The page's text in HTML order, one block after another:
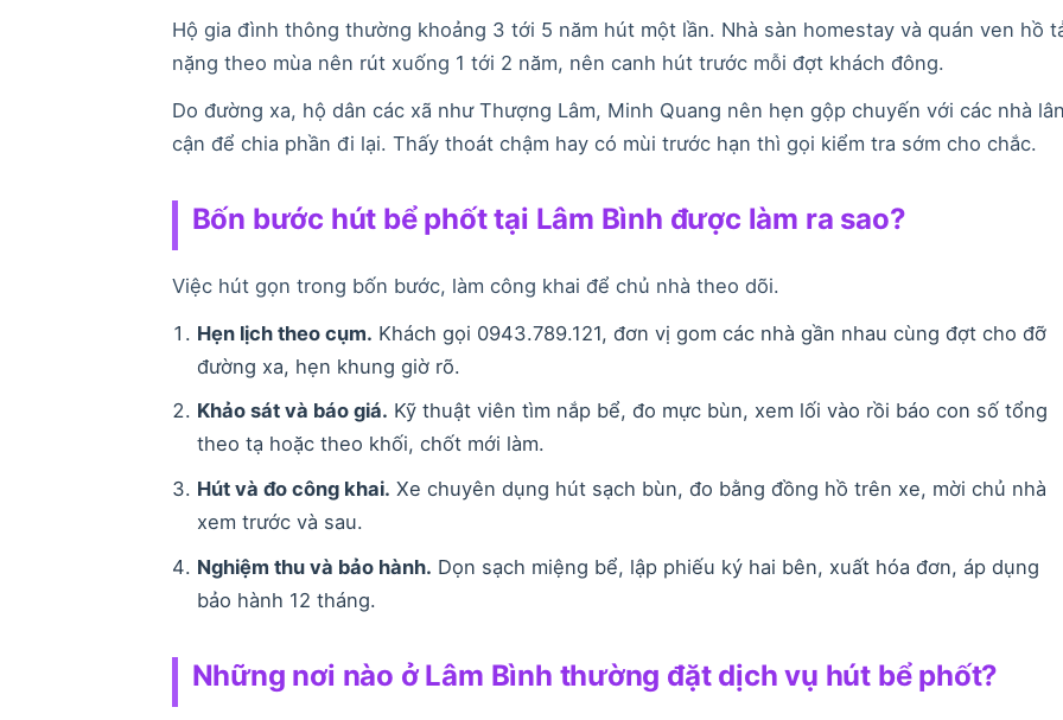
Hộ gia đình thông thường khoảng 3 tới 5 năm hút một lần. Nhà sàn homestay và quán ven hồ
nặng theo mùa nên rút xuống 1 tới 2 năm, nên canh hút trước mỗi đợt khách đông.
Do đường xa, hộ dân các xã như Thượng Lâm, Minh Quang nên hẹn gộp chuyến với các nhà
cận để chia phần đi lại. Thấy thoát chậm hay có mùi trước hạn thì gọi kiểm tra sớm cho chắc.
Bốn bước hút bể phốt tại Lâm Bình được làm ra sao?
Việc hút gọn trong bốn bước, làm công khai để chủ nhà theo dõi.
Hẹn lịch theo cụm. Khách gọi 0943.789.121, đơn vị gom các nhà gần nhau cùng đợt cho đỡ
đường xa, hẹn khung giờ rõ.
Khảo sát và báo giá. Kỹ thuật viên tìm nắp bể, đo mực bùn, xem lối vào rồi báo con số tổng
theo tạ hoặc theo khối, chốt mới làm.
Hút và đo công khai. Xe chuyên dụng hút sạch bùn, đo bằng đồng hồ trên xe, mời chủ nhà
xem trước và sau.
Nghiệm thu và bảo hành. Dọn sạch miệng bể, lập phiếu ký hai bên, xuất hóa đơn, áp dụng
bảo hành 12 tháng.
Những nơi nào ở Lâm Bình thường đặt dịch vụ hút bể phốt?